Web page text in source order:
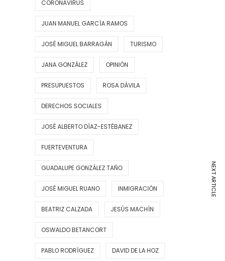
CORONAVIRUS
JUAN MANUEL GARCÍA RAMOS
JOSÉ MIGUEL BARRAGÁN TURISMO
JANA GONZÁLEZ OPINIÓN
PRESUPUESTOS ROSA DÁVILA
DERECHOS SOCIALES
JOSÉ ALBERTO DÍAZ-ESTÉBANEZ
FUERTEVENTURA
GUADALUPE GONZÁLEZ TAÑO
JOSÉ MIGUEL RUANO INMIGRACIÓN
BEATRIZ CALZADA JESÚS MACHÍN
OSWALDO BETANCORT
PABLO RODRÍGUEZ DAVID DE LA HOZ
NEXT ARTICLE